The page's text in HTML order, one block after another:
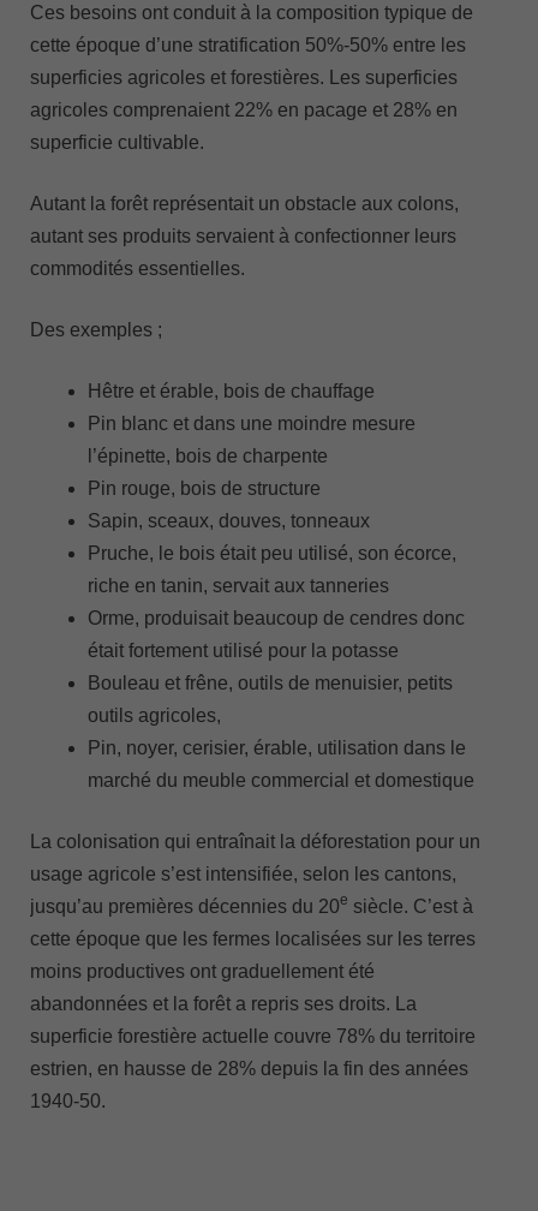
Ces besoins ont conduit à la composition typique de
cette époque d’une stratification 50%-50% entre les
superficies agricoles et forestières. Les superficies
agricoles comprenaient 22% en pacage et 28% en
superficie cultivable.
Autant la forêt représentait un obstacle aux colons,
autant ses produits servaient à confectionner leurs
commodités essentielles.
Des exemples ;
Hêtre et érable, bois de chauffage
Pin blanc et dans une moindre mesure
l’épinette, bois de charpente
Pin rouge, bois de structure
Sapin, sceaux, douves, tonneaux
Pruche, le bois était peu utilisé, son écorce,
riche en tanin, servait aux tanneries
Orme, produisait beaucoup de cendres donc
était fortement utilisé pour la potasse
Bouleau et frêne, outils de menuisier, petits
outils agricoles,
Pin, noyer, cerisier, érable, utilisation dans le
marché du meuble commercial et domestique
La colonisation qui entraînait la déforestation pour un
usage agricole s’est intensifiée, selon les cantons,
jusqu’au premières décennies du 20e siècle. C’est à
cette époque que les fermes localisées sur les terres
moins productives ont graduellement été
abandonnées et la forêt a repris ses droits. La
superficie forestière actuelle couvre 78% du territoire
estrien, en hausse de 28% depuis la fin des années
1940-50.